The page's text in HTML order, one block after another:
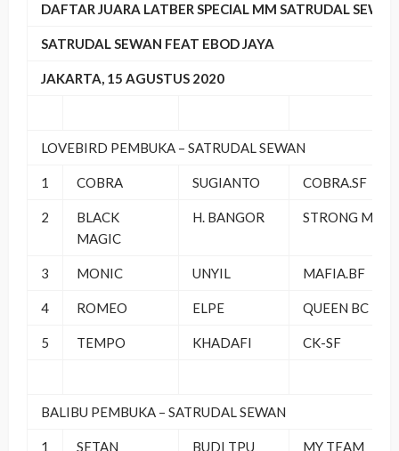
DAFTAR JUARA LATBER SPECIAL MM SATRUDAL
SATRUDAL SEWAN FEAT EBOD JAYA
JAKARTA, 15 AGUSTUS 2020
LOVEBIRD PEMBUKA – SATRUDAL SEWAN
1 COBRA SUGIANTO COBRA.SF
2
BLACK
MAGIC
H. BANGOR STRONG MAN
3 MONIC UNYIL MAFIA.BF
4 ROMEO ELPE QUEEN BC
5 TEMPO KHADAFI CK-SF
BALIBU PEMBUKA – SATRUDAL SEWAN
1
SETAN
BUDI TPU MY TEAM